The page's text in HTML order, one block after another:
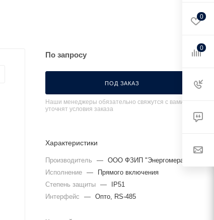
По запросу
ПОД ЗАКАЗ
Наши менеджеры обязательно свяжутся с вами и
уточнят условия заказа
Характеристики
Производитель — ООО ФЗИП "Энергомера"
Исполнение —
Прямого включения
Степень защиты —
IP51
Интерфейс
— Опто, RS-485
0
0